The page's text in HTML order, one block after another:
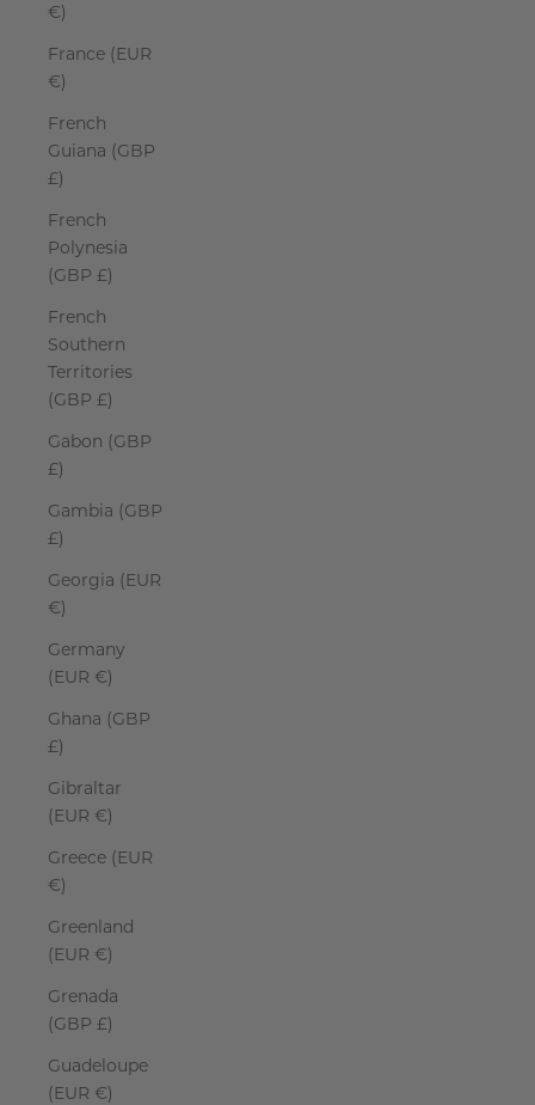
€)
France (EUR
€)
French
Guiana (GBP
£)
French
Polynesia
(GBP £)
French
Southern
Territories
(GBP £)
Gabon (GBP
£)
Gambia (GBP
£)
Georgia (EUR
€)
Germany
(EUR €)
Ghana (GBP
£)
Gibraltar
(EUR €)
Greece (EUR
€)
Greenland
(EUR €)
Grenada
(GBP £)
Guadeloupe
(EUR €)